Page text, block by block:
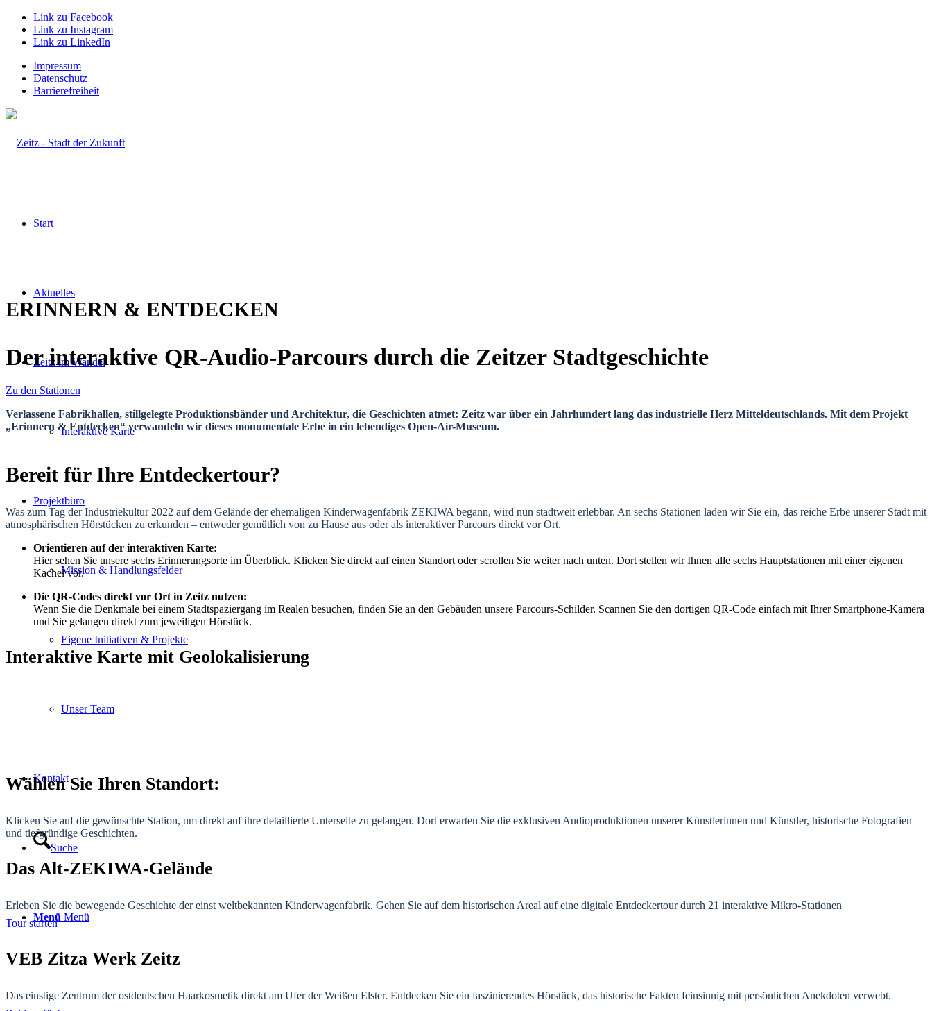
Link zu Facebook
Link zu Instagram
Link zu LinkedIn
Impressum
Datenschutz
Barrierefreiheit
Start
Aktuelles
Zeitz im Wandel
Interaktive Karte
Projektbüro
Mission & Handlungsfelder
Eigene Initiativen & Projekte
Unser Team
Kontakt
Suche
Menü Menü
ERINNERN & ENTDECKEN
Der interaktive QR-Audio-Parcours durch die Zeitzer Stadtgeschichte
Zu den Stationen
Verlassene Fabrikhallen, stillgelegte Produktionsbänder und Architektur, die Geschichten atmet: Zeitz war über ein Jahrhundert lang das industrielle Herz Mitteldeutschlands. Mit dem Projekt
„Erinnern & Entdecken“ verwandeln wir dieses monumentale Erbe in ein lebendiges Open-Air-Museum.
Bereit für Ihre Entdeckertour?
Was zum Tag der Industriekultur 2022 auf dem Gelände der ehemaligen Kinderwagenfabrik ZEKIWA begann, wird nun stadtweit erlebbar. An sechs Stationen laden wir Sie ein, das reiche Erbe unserer Stadt mit
atmosphärischen Hörstücken zu erkunden – entweder gemütlich von zu Hause aus oder als interaktiver Parcours direkt vor Ort.
Orientieren auf der interaktiven Karte:
Hier sehen Sie unsere sechs Erinnerungsorte im Überblick. Klicken Sie direkt auf einen Standort oder scrollen Sie weiter nach unten. Dort stellen wir Ihnen alle sechs Hauptstationen mit einer eigenen
Kachel vor.
Die QR-Codes direkt vor Ort in Zeitz nutzen:
Wenn Sie die Denkmale bei einem Stadtspaziergang im Realen besuchen, finden Sie an den Gebäuden unsere Parcours-Schilder. Scannen Sie den dortigen QR-Code einfach mit Ihrer Smartphone-Kamera
und Sie gelangen direkt zum jeweiligen Hörstück.
Interaktive Karte mit Geolokalisierung
Wählen Sie Ihren Standort:
Klicken Sie auf die gewünschte Station, um direkt auf ihre detaillierte Unterseite zu gelangen. Dort erwarten Sie die exklusiven Audioproduktionen unserer Künstlerinnen und Künstler, historische Fotografien
und tiefgründige Geschichten.
Das Alt-ZEKIWA-Gelände
Erleben Sie die bewegende Geschichte der einst weltbekannten Kinderwagenfabrik. Gehen Sie auf dem historischen Areal auf eine digitale Entdeckertour durch 21 interaktive Mikro-Stationen
Tour starten
VEB Zitza Werk Zeitz
Das einstige Zentrum der ostdeutschen Haarkosmetik direkt am Ufer der Weißen Elster. Entdecken Sie ein faszinierendes Hörstück, das historische Fakten feinsinnig mit persönlichen Anekdoten verwebt.